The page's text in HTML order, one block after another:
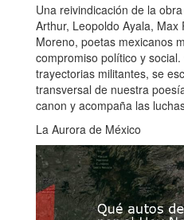
Una reivindicación de la
Arthur, Leopoldo Ayala,
Moreno, poetas mexicanos
compromiso político y
trayectorias militantes, se
transversal de nuestra
canon y acompaña las
La Aurora de México